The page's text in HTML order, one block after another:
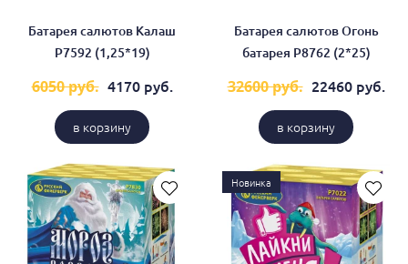
Батарея салютов Калаш
Р7592 (1,25*19)
6050 руб. 4170 руб.
в корзину
Батарея салютов Огонь
батарея Р8762 (2*25)
32600 руб. 22460 руб.
в корзину
Новинка